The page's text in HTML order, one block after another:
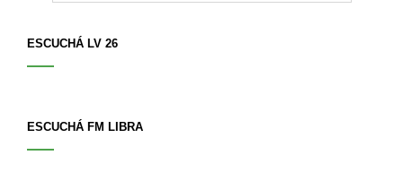
ESCUCHÁ LV 26
ESCUCHÁ FM LIBRA